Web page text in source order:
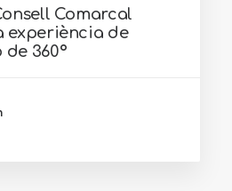
Comarcal
experiència de
360º